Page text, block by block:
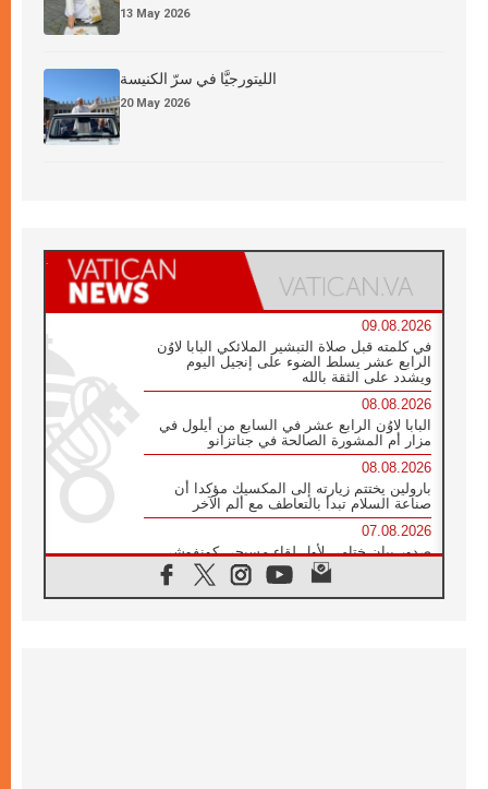
13 May 2026
الليتورجيَّا في سرّ الكنيسة
20 May 2026
09.08.2026
في كلمته قبل صلاة التبشير الملائكي البابا لاوُن
الرابع عشر يسلط الضوء على إنجيل اليوم
ويشدد على الثقة بالله
08.08.2026
البابا لاوُن الرابع عشر في السابع من أيلول في
مزار أم المشورة الصالحة في جناتزانو
08.08.2026
بارولين يختتم زيارته إلى المكسيك مؤكدا أن
صناعة السلام تبدأ بالتعاطف مع ألم الآخر
07.08.2026
صدور بيان ختامي لأول لقاء مسيحي كونفوشي
بمشاركة الدائرة الفاتيكانية للحوار بين الأديان
07.08.2026